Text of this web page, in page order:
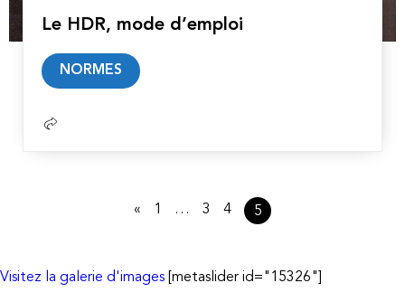
Le HDR, mode d’emploi
NORMES
« 1 … 3 4 5
Visitez la galerie d'images [metaslider id="15326"]